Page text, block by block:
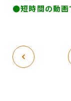
●短時間の動画